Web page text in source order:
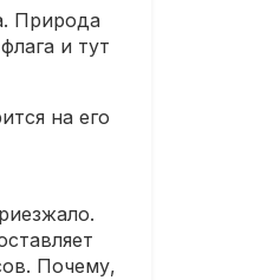
Природа
и тут
на его
Почему,